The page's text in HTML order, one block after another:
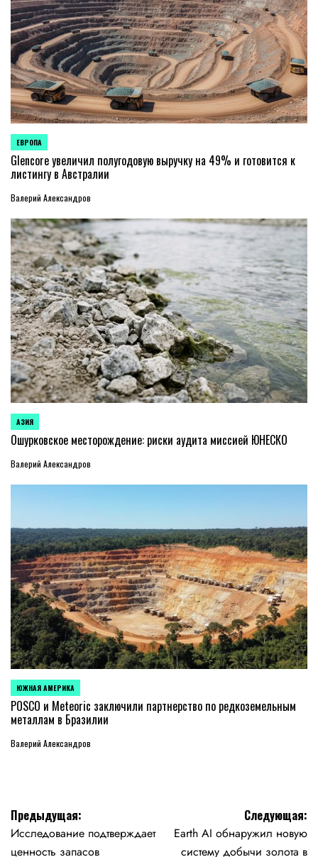
ОПУБЛИКОВАНО
В
ЕВРОПА
Glencore увеличил полугодовую выручку на 49% и готовится к
листингу в Австралии
Валерий Александров
ОПУБЛИКОВАНО
В
АЗИЯ
Ошурковское месторождение: риски аудита миссией ЮНЕСКО
Валерий Александров
ОПУБЛИКОВАНО
В
ЮЖНАЯ АМЕРИКА
POSCO и Meteoric заключили партнерство по редкоземельным
металлам в Бразилии
Валерий Александров
Навигация
по
Предыдущая:
Исследование подтверждает
ценность запасов
Следующая:
Earth AI обнаружил новую
систему добычи золота в